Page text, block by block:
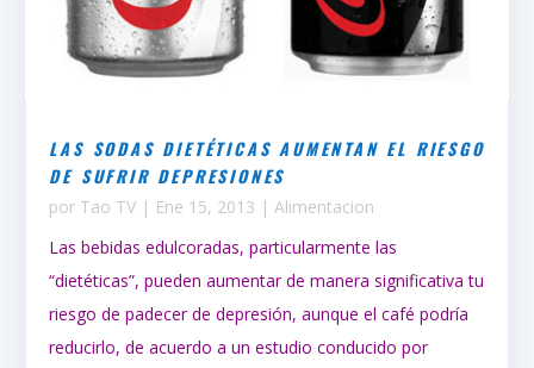
LAS SODAS DIETÉTICAS AUMENTAN EL RIESGO
DE SUFRIR DEPRESIONES
por Tao TV | Ene 15, 2013 |Alimentacion
Las bebidas edulcoradas, particularmente las
“dietéticas”, pueden aumentar de manera significativa tu
riesgo de padecer de depresión, aunque el café podría
reducirlo, de acuerdo a un estudio conducido por